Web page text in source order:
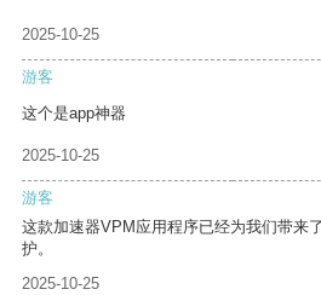
2025-10-25
游客
这个是app神器
2025-10-25
游客
这款加速器VPM应用程序已经为我们带来
护。
2025-10-25